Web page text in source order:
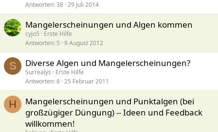
Antworten 38 29 Juli 2014
Mangelerscheinungen und Algen kommen
cyjo5
Erste Hilfe
Antworten 5 9 August 2012
S Diverse Algen und Mangelerscheinungen?
Surrealys
Erste Hilfe
Antworten 8 25 Februar 2011
H
Mangelerscheinungen und Punktalgen (bei
großzügiger Düngung) -- Ideen und Feedback
willkommen!